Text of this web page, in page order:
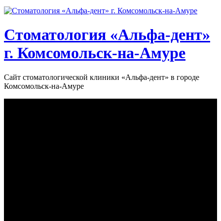
Стоматология «‎Альфа-дент»‎
г. Комсомольск-на-Амуре
Сайт стоматологической клиники «‎Альфа-дент» в городе
Комсомольск-на-Амуре